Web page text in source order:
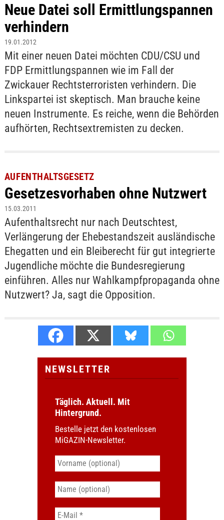
Neue Datei soll Ermittlungspannen
verhindern
19.01.2012
Mit einer neuen Datei möchten CDU/CSU und
FDP Ermittlungspannen wie im Fall der
Zwickauer Rechtsterroristen verhindern. Die
Linkspartei ist skeptisch. Man brauche keine
neuen Instrumente. Es reiche, wenn die Behörden
aufhörten, Rechtsextremisten zu decken.
AUFENTHALTSGESETZ
Gesetzesvorhaben ohne Nutzwert
15.03.2011
Aufenthaltsrecht nur nach Deutschtest,
Verlängerung der Ehebestandszeit ausländische
Ehegatten und ein Bleiberecht für gut integrierte
Jugendliche möchte die Bundesregierung
einführen. Alles nur Wahlkampfpropaganda ohne
Nutzwert? Ja, sagt die Opposition.
NEWSLETTER
Täglich. Aktuell. Mit
Hintergrund.
Bestelle jetzt den kostenlosen
MiGAZIN-Newsletter.